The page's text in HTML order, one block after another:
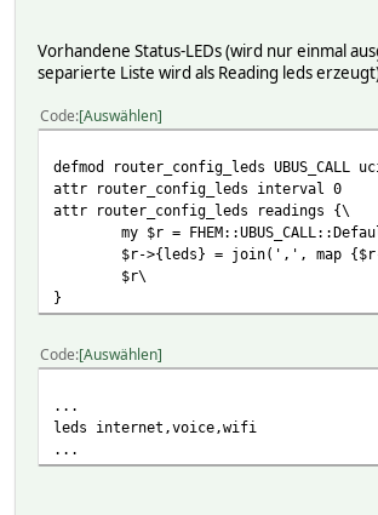
The password is set with the
Set
set <name> disable
Sets the state of the device to
set <name> enable
Sets the password used to
Vorhandene Status-LEDs (wird nur einmal
separierte Liste wird als Reading leds
Code Auswählen
defmod router_config_leds UBUS_CALL
attr router_config_leds interval 0
attr router_config_leds readings {\
my $r =
$r->{leds} = join(',', map
$r\
}
Code Auswählen
...
leds internet,voice,wifi
...